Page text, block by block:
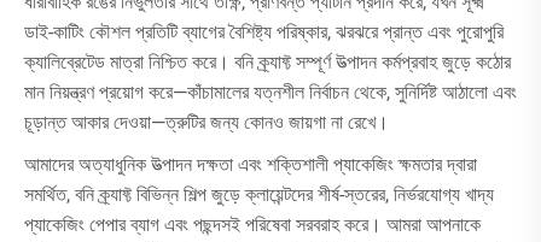
ডাই-কাটিং কৌশল প্রতিটি ব্যাগের বৈশিষ্ট্য পরিষ্কার, ঝরঝরে প্রান্ত এবং পুরোপুরি
ক্যালিব্রেটেড মাত্রা নিশ্চিত করে। বনি ক্র্যাফ্ট সম্পূর্ণ উত্পাদন কর্মপ্রবাহ জুড়ে কঠোর
মান নিয়ন্ত্রণ প্রয়োগ করে—কাঁচামালের যত্নশীল নির্বাচন থেকে, সুনির্দিষ্ট আঠালো এবং
চূড়ান্ত আকার দেওয়া—ত্রুটির জন্য কোনও জায়গা না রেখে।
আমাদের অত্যাধুনিক উত্পাদন দক্ষতা এবং শক্তিশালী প্যাকেজিং ক্ষমতার দ্বারা
সমর্থিত, বনি ক্র্যাফ্ট বিভিন্ন শিল্প জুড়ে ক্লায়েন্টদের শীর্ষ-স্তরের, নির্ভরযোগ্য খাদ্য
প্যাকেজিং পেপার ব্যাগ এবং পছন্দসই পরিষেবা সরবরাহ করে। আমরা আপনাকে